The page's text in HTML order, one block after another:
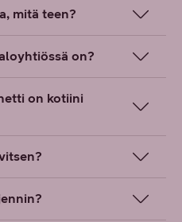
mitä teen?
on?
on kotiini